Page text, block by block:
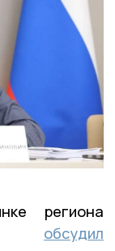
региона
обсудил